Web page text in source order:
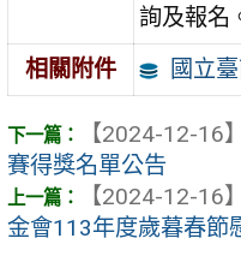
詢及報名
相關附件
國立
【2024-12-16】
賽得獎名單公告
【2024-12-16】
金會113年度歲暮春節